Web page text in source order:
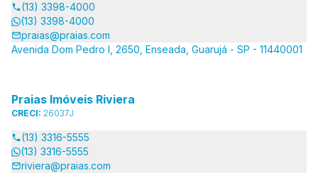
(13) 3398-4000
(13) 3398-4000
praias@praias.com
Avenida Dom Pedro I, 2650, Enseada, Guarujá - SP - 11440001
Praias Imóveis Riviera
CRECI: 26037J
(13) 3316-5555
(13) 3316-5555
riviera@praias.com